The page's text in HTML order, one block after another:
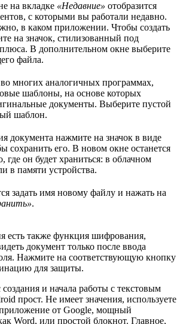
на вкладке «Недавние» отобразится
с которыми вы работали недавно.
в каком приложении. Чтобы создать
на значок, стилизованный под
В дополнительном окне выберите
файла.
многих аналогичных программах,
шаблоны, на основе которых
документы. Выберите пустой
шаблон.
документа нажмите на значок в виде
сохранить его. В новом окне останется
где он будет храниться: в облачном
в памяти устройства.
задать имя новому файлу и нажать на
.
есть также функция шифрования,
документ только после ввода
Нажмите на соответствующую кнопку
для защиты.
и начала работы с текстовым
прост. Не имеет значения, используете
от Google, мощный
Word, или простой блокнот. Главное,